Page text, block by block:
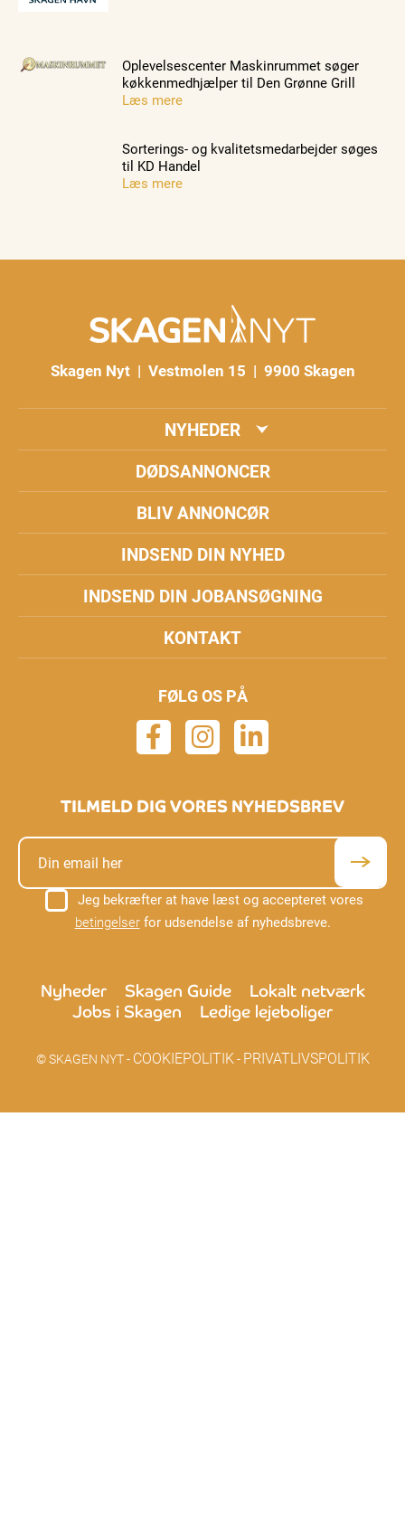
Oplevelsescenter Maskinrummet søger
køkkenmedhjælper til Den Grønne Grill
Læs mere
Sorterings- og kvalitetsmedarbejder søges
til KD Handel
Læs mere
Skagen Nyt | Vestmolen 15 | 9900 Skagen
NYHEDER
DØDSANNONCER
BLIV ANNONCØR
INDSEND DIN NYHED
INDSEND DIN JOBANSØGNING
KONTAKT
FØLG OS PÅ
TILMELD DIG VORES NYHEDSBREV
Jeg bekræfter at have læst og accepteret vores
betingelserfor udsendelse af nyhedsbreve.
Nyheder Skagen Guide
Lokalt netværk
Jobs i Skagen
Ledige lejeboliger
© SKAGEN NYT - COOKIEPOLITIK- PRIVATLIVSPOLITIK